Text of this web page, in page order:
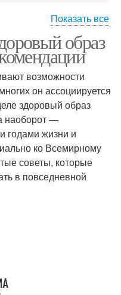
Показать все
образ
возможности
он ассоциируется
здоровый образ
наоборот —
годами жизни и
ко Всемирному
советы, которые
в повседневной